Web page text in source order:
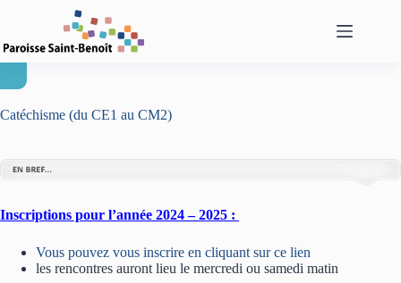
Catéchisme (du CE1 au CM2)
Inscriptions pour l’année 2024 – 2025 :
Vous pouvez vous inscrire en cliquant sur ce lien
les rencontres auront lieu le mercredi ou samedi matin